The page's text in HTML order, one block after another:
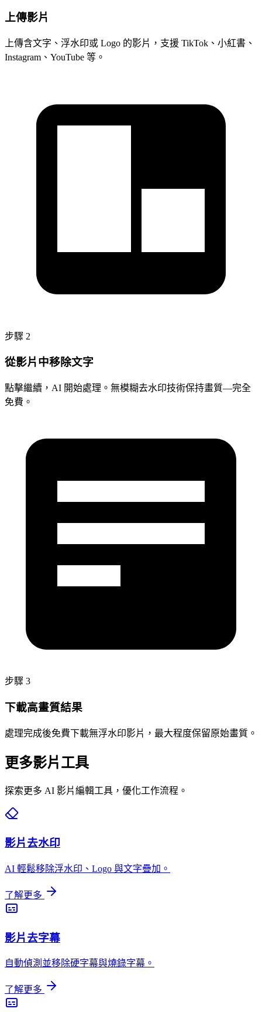
上傳影片
上傳含文字、浮水印或 Logo 的影片，支援 TikTok、小紅書、
Instagram、YouTube 等。
步驟 2
從影片中移除文字
點擊繼續，AI 開始處理。無模糊去水印技術保持畫質—完全
免費。
步驟 3
下載高畫質結果
處理完成後免費下載無浮水印影片，最大程度保留原始畫質。
更多影片工具
探索更多 AI 影片編輯工具，優化工作流程。
影片去水印
AI 輕鬆移除浮水印、Logo 與文字疊加。
了解更多
影片去字幕
自動偵測並移除硬字幕與燒錄字幕。
了解更多